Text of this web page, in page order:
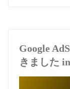
Google
きました